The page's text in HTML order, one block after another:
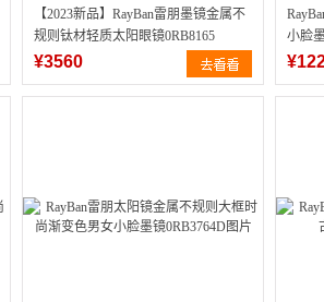
【2023新品】RayBan雷朋墨镜金属不
规则钛材轻质太阳眼镜0RB8165
¥3560
小脸